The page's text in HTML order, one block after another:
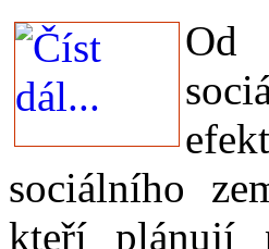
Od
sociálního
kteří plánují